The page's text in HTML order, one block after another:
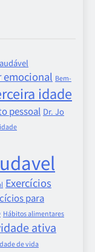
emocional Bem-
idade
pessoal Dr. Jo
Exercícios
para
Hábitos alimentares
ativa
de vida